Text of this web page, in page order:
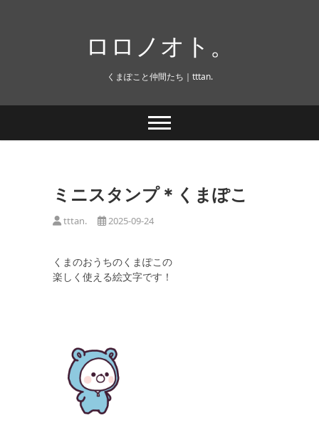
ロロノオト。
くまぽこと仲間たち｜tttan.
ミニスタンプ＊くまぽこ
tttan. 2025-09-24
くまのおうちのくまぽこの
楽しく使える絵文字です！